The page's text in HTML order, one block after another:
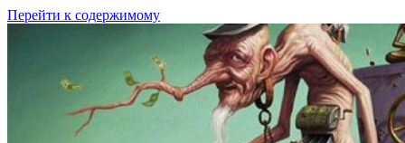
Перейти к содержимому